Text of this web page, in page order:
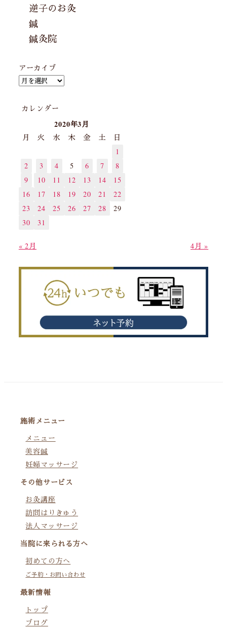
逆子のお灸
鍼
鍼灸院
アーカイブ
カレンダー
2020年3月
月 火 水 木 金 土
日
1
2
3 4 5 6 7
8
9
10 11 12 13 14
15
16
17 18 19 20 21
22
23
24 25 26 27 28
29
30
31
« 2月 4月 »
施術メニュー
メニュー
美容鍼
妊婦マッサージ
その他サービス
お灸講座
訪問はりきゅう
法人マッサージ
当院に来られる方へ
初めての方へ
ご予約・お問い合わせ
最新情報
トップ
ブログ